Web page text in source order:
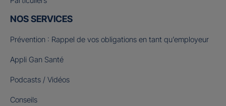
NOS SERVICES
Prévention : Rappel de vos obligations en tant qu’employeur
Appli Gan Santé
Podcasts / Vidéos
Conseils